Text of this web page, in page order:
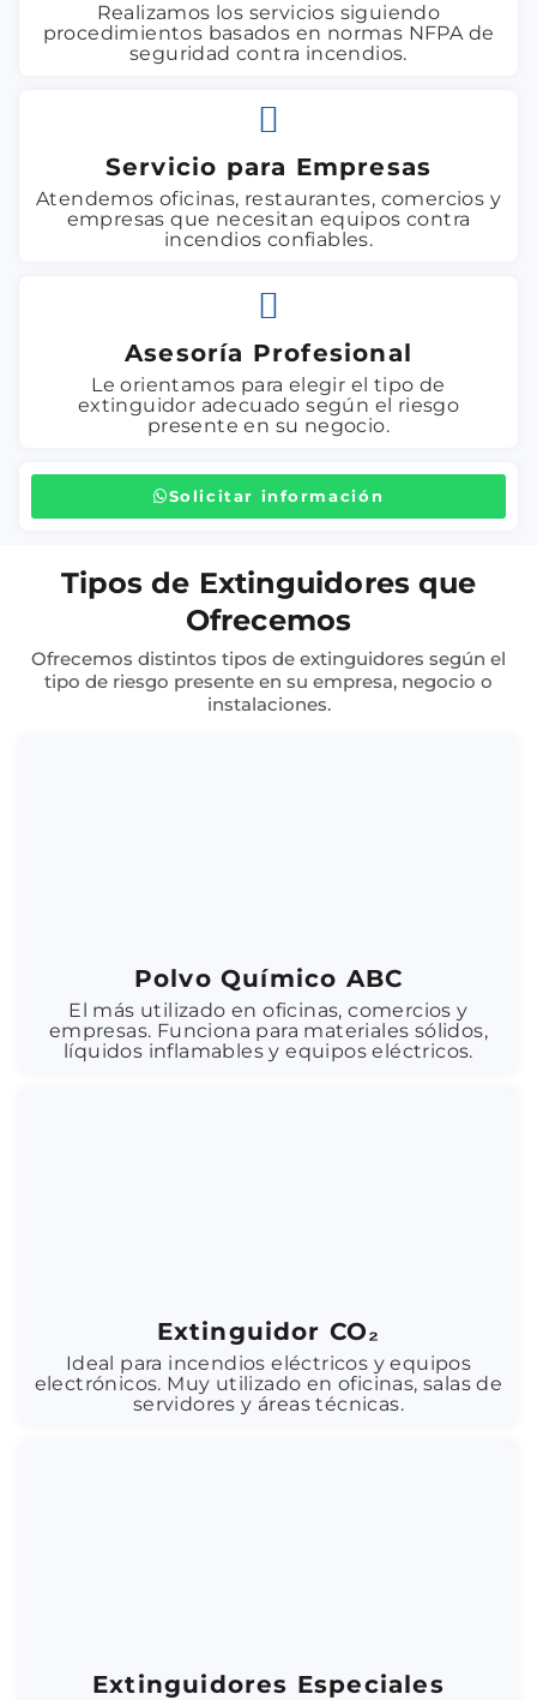
Realizamos los servicios siguiendo
procedimientos basados en normas NFPA de
seguridad contra incendios.
Servicio para Empresas
Atendemos oficinas, restaurantes, comercios y
empresas que necesitan equipos contra
incendios confiables.
Asesoría Profesional
Le orientamos para elegir el tipo de
extinguidor adecuado según el riesgo
presente en su negocio.
Solicitar información
Tipos de Extinguidores que
Ofrecemos
Ofrecemos distintos tipos de extinguidores según el
tipo de riesgo presente en su empresa, negocio o
instalaciones.
Polvo Químico ABC
El más utilizado en oficinas, comercios y
empresas. Funciona para materiales sólidos,
líquidos inflamables y equipos eléctricos.
Extinguidor CO₂
Ideal para incendios eléctricos y equipos
electrónicos. Muy utilizado en oficinas, salas de
servidores y áreas técnicas.
Extinguidores Especiales